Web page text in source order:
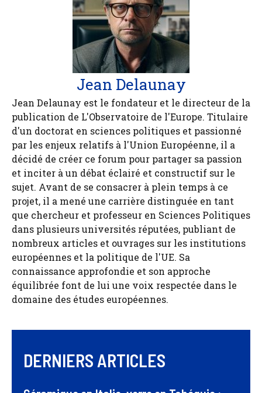
Jean Delaunay
Jean Delaunay est le fondateur et le directeur de la
publication de L'Observatoire de l'Europe. Titulaire
d'un doctorat en sciences politiques et passionné
par les enjeux relatifs à l'Union Européenne, il a
décidé de créer ce forum pour partager sa passion
et inciter à un débat éclairé et constructif sur le
sujet. Avant de se consacrer à plein temps à ce
projet, il a mené une carrière distinguée en tant
que chercheur et professeur en Sciences Politiques
dans plusieurs universités réputées, publiant de
nombreux articles et ouvrages sur les institutions
européennes et la politique de l'UE. Sa
connaissance approfondie et son approche
équilibrée font de lui une voix respectée dans le
domaine des études européennes.
DERNIERS ARTICLES